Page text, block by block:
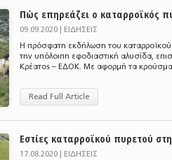
Πώς επηρεάζει ο καταρροϊκός
09.09.2020 | ΕΙΔΗΣΕΙΣ
Η πρόσφατη εκδήλωση του καταρροϊκού
την υπόλοιπη εφοδιαστική αλυσίδα,
Κρέατος – ΕΔΟΚ. Με αφορμή τα
Read Full Article
Εστίες καταρροϊκού πυρετού
17.08.2020 | ΕΙΔΗΣΕΙΣ